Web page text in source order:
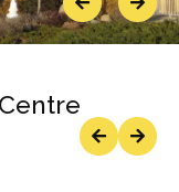
PreviousNext